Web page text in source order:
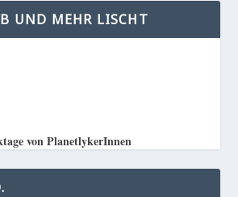
UND MEHR LISCHT
von PlanetlykerInnen